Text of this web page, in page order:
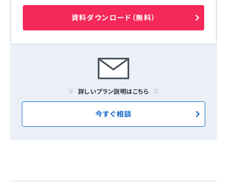
資料ダウンロード（無料）
詳しいプラン説明はこちら
今すぐ相談